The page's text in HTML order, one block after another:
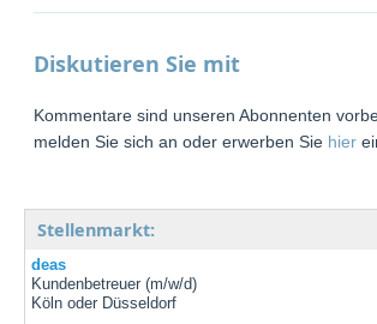
Diskutieren Sie mit
Kommentare sind unseren Abonnenten
melden Sie sich an oder erwerben Sie hier
Stellenmarkt:
deas
Kundenbetreuer (m/w/d)
Köln oder Düsseldorf